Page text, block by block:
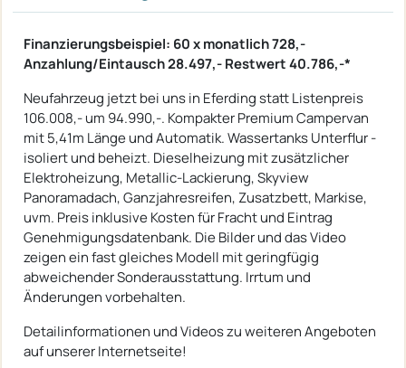
Finanzierungsbeispiel: 60 x monatlich 728,-
Anzahlung/Eintausch 28.497,- Restwert 40.786,-*
Neufahrzeug jetzt bei uns in Eferding statt Listenpreis
106.008,- um 94.990,-. Kompakter Premium Campervan
mit 5,41m Länge und Automatik. Wassertanks Unterflur -
isoliert und beheizt. Dieselheizung mit zusätzlicher
Elektroheizung, Metallic-Lackierung, Skyview
Panoramadach, Ganzjahresreifen, Zusatzbett, Markise,
uvm. Preis inklusive Kosten für Fracht und Eintrag
Genehmigungsdatenbank. Die Bilder und das Video
zeigen ein fast gleiches Modell mit geringfügig
abweichender Sonderausstattung. Irrtum und
Änderungen vorbehalten.
Detailinformationen und Videos zu weiteren Angeboten
auf unserer Internetseite!